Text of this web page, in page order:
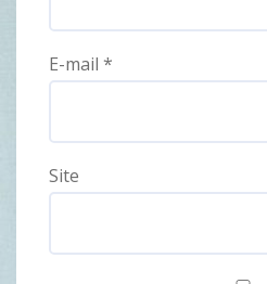
E-mail *
Site